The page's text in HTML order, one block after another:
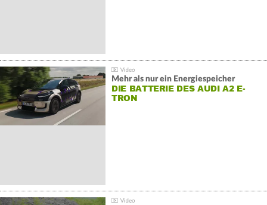
Mehr als nur ein Energiespeicher
DIE BATTERIE DES AUDI A2 E-
TRON